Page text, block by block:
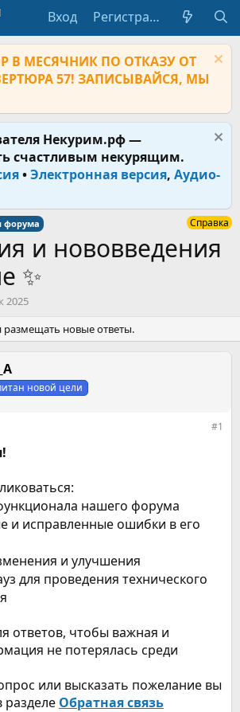
Вход Регистрация
В МЕСЯЧНИК ПО ОТКАЗУ ОТ
57! ЗАПИСЫВАЙСЯ, МЫ
Некурим.рф —
счастливым некурящим.
•Электронная версия, Аудио-
форума Справка
и нововведения
✨
2025
размещать новые ответы.
новой цели
#1
нашего форума​
и исправленные ошибки в его
и улучшения​
для проведения технического
ответов, чтобы важная и
не потерялась среди
или высказать пожелание вы
разделе Обратная связь